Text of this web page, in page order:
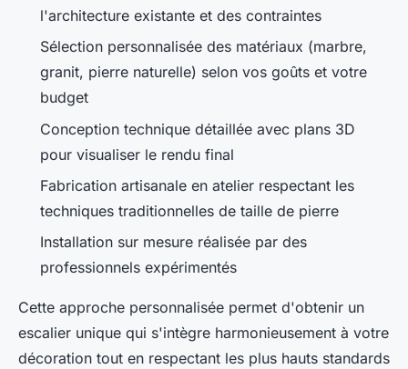
l'architecture existante et des contraintes
Sélection personnalisée des matériaux (marbre,
granit, pierre naturelle) selon vos goûts et votre
budget
Conception technique détaillée avec plans 3D
pour visualiser le rendu final
Fabrication artisanale en atelier respectant les
techniques traditionnelles de taille de pierre
Installation sur mesure réalisée par des
professionnels expérimentés
Cette approche personnalisée permet d'obtenir un
escalier unique qui s'intègre harmonieusement à votre
décoration tout en respectant les plus hauts standards